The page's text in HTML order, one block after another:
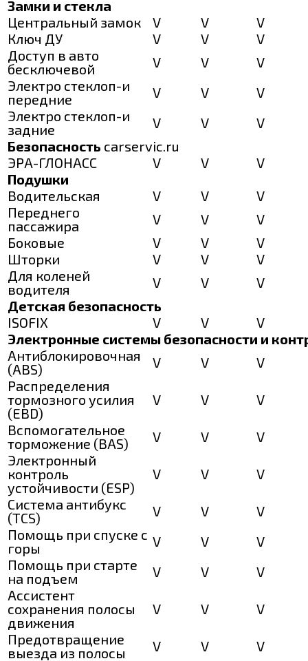
Замки и стекла
Центральный замок
V V
V
Ключ ДУ
V V
V
Доступ в авто
бесключевой
V V
V
Электро стеклоп-и
передние
V V
V
Электро стеклоп-и
задние
V V
V
Безопасность carservic.ru
ЭРА-ГЛОНАСС
V V
V
Подушки
Водительская
V V
V
Переднего
пассажира
V V
V
Боковые
V V
V
Шторки
V V
V
Для коленей
водителя
V V
V
Детская безопасность
ISOFIX
V V
V
Электронные системы безопасности и
Антиблокировочная
(ABS)
V V
V
Распределения
тормозного усилия
(EBD)
V V
V
Вспомогательное
торможение (BAS)
V V
V
Электронный
контроль
устойчивости (ESP)
V V
V
Система антибукс
(TCS)
V V
V
Помощь при спуске с
горы
V V
V
Помощь при старте
на подъем
V V
V
Ассистент
сохранения полосы
движения
V V
V
Предотвращение
выезда из полосы
V V
V